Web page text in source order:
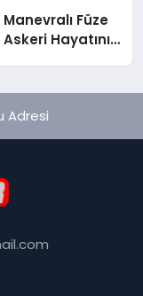
Füze
Hayatını
Adresi